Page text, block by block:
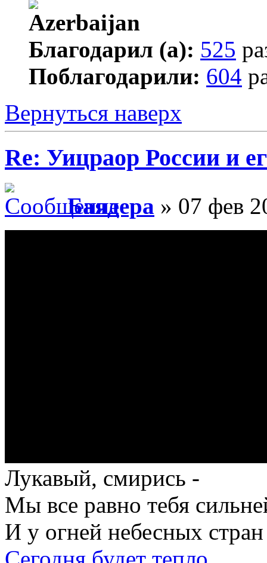
Благодарил (а): 525
Поблагодарили: 604
Вернуться наверх
Re: Уицраор России и
Баядера » 07 фев
Лукавый, смирись -
Мы все равно тебя
И у огней небесных стран